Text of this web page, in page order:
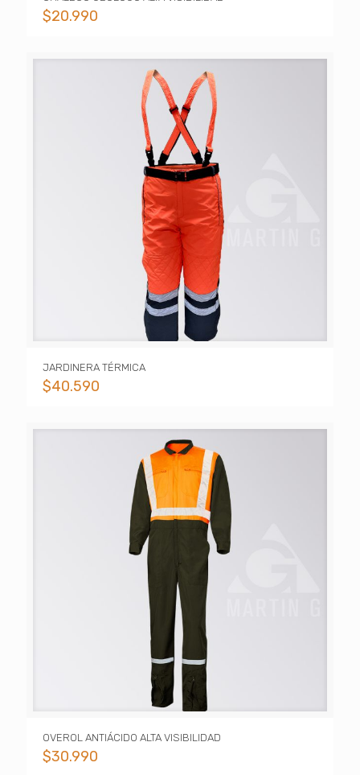
$20.990
JARDINERA TÉRMICA
$40.590
OVEROL ANTIÁCIDO ALTA VISIBILIDAD
$30.990